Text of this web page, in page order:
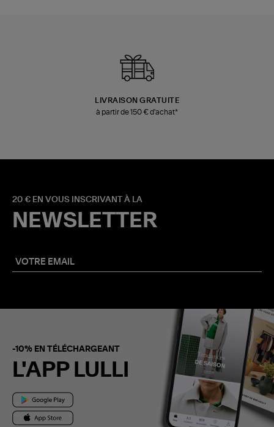
LIVRAISON GRATUITE
à partir de 150 € d'achat*
20 € EN VOUS INSCRIVANT À LA
NEWSLETTER
-10% EN TÉLÉCHARGEANT
L'APP LULLI